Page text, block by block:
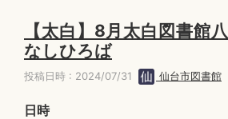
【太白】8月太白図書館
なしひろば
投稿日時 : 2024/07/31 仙台市図書館
日時